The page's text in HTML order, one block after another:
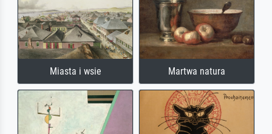
Miasta i wsie Martwa natura